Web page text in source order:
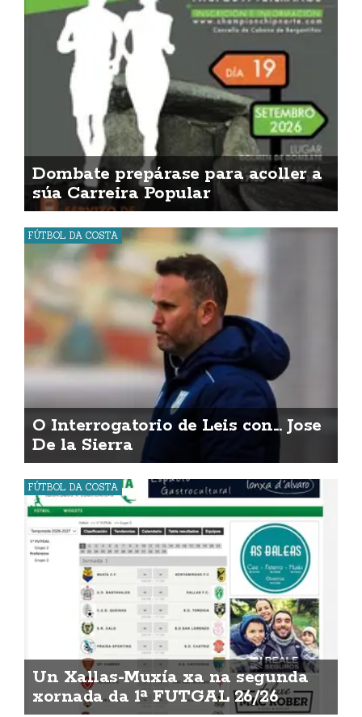
Dombate prepárase para acoller a
súa Carreira Popular
FÚTBOL DA COSTA
O Interrogatorio de Leis con... Jose
De la Sierra
FÚTBOL DA COSTA
Un Xallas-Muxía xa na segunda
xornada da 1ª FUTGAL 26/26